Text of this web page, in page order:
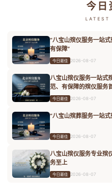
今日
LATEST
“八宝山殡仪服务一站
有保障”
今日最佳 2026-08-07
八宝山殡仪服务一站式
范、有保障的殡仪服务
今日最佳 2026-08-07
“八宝山殡葬服务一站
今日最佳 2026-08-07
八宝山殡仪服务专业殡
务至上
今日最佳 2026-08-07